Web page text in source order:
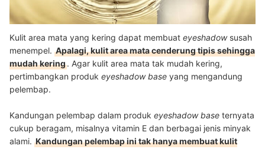
Kulit area mata yang kering dapat membuat eyeshadowsusah
menempel. Apalagi, kulit area mata cenderung tipis sehingga
mudah kering. Agar kulit area mata tak mudah kering,
pertimbangkan produk eyeshadow base yang mengandung
pelembap.
Kandungan pelembap dalam produk eyeshadow base ternyata
cukup beragam, misalnya vitamin E dan berbagai jenis minyak
alami. Kandungan pelembap ini tak hanya membuat kulit